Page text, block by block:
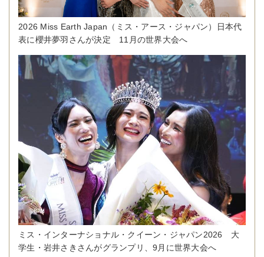
2026 Miss Earth Japan（ミス・アース・ジャパン）日本代
表に櫻井夢羽さんが決定 11月の世界大会へ
ミス・インターナショナル・クイーン・ジャパン2026 大
学生・岩井さきさんがグランプリ、9月に世界大会へ